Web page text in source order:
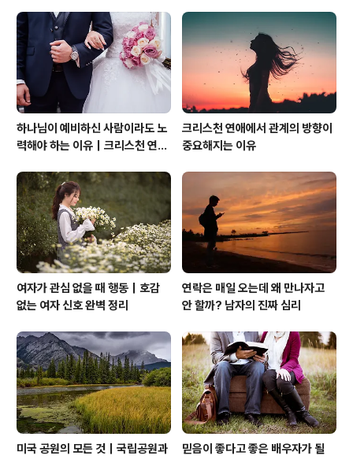
하나님이 예비하신 사람이라도 노
력해야 하는 이유｜크리스천 연애
크리스천 연애에서 관계의 방향이
중요해지는 이유
여자가 관심 없을 때 행동｜호감
없는 여자 신호 완벽 정리
연락은 매일 오는데 왜 만나자고
안 할까? 남자의 진짜 심리
미국 공원의 모든 것｜국립공원과
믿음이 좋다고 좋은 배우자가 될